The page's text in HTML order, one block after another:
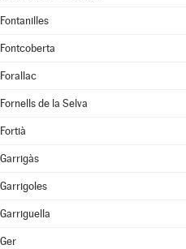
Fontanilles
Fontcoberta
Forallac
Fornells de la Selva
Fortià
Garrigàs
Garrigoles
Garriguella
Ger